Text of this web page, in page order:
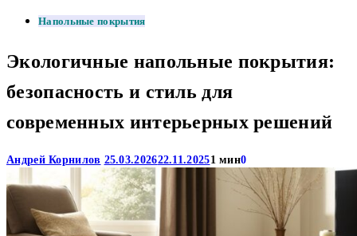
Напольные покрытия
Экологичные напольные покрытия:
безопасность и стиль для
современных интерьерных решений
Андрей Корнилов 25.03.202622.11.20251 мин0